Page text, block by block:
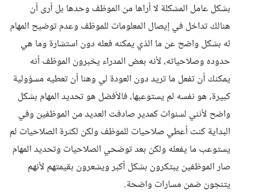
بشكل عامل المشكلة لا أراها من الموظف وحدها بل أرى أن
هنالك تداخل في إيصال المعلومات للموظف وعدم توضيح المهام
له بشكل واضح عن ما الذي يمكنه فعله دون استشارة وما هي
حدوده وصلاحياته، لأنه بعض المدراء يخبرون الموظف أنه
يمكنك أن تفعل ما تريد دون العودة لي وهنا أن تعطيه مسؤولية
كبيرة، هو نفسه لم يستوعبها، فالأفضل هو تحديد المهام بشكل
واضح لأنني لسنوات كمدير صادفت العديد من الموظفين وفي
البداية كنت أعطي صلاحيات للموظف ولكن لكثرة الصلاحيات لم
يستوعب ما يفعله ولكن بعد توضحي الصلاحيات وتحديد المهام
صار الموظفين يبتكرون بشكل أكبر ويشعرون بقيمتهم لأنهم
يتنجون ضمن مسارات واضحة.